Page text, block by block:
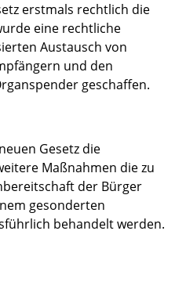
erstmals rechtlich die
eine rechtliche
Austausch von
und den
geschaffen.
Gesetz die
Maßnahmen die zu
der Bürger
gesonderten
behandelt werden.